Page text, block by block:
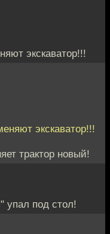
экскаватор!!!
экскаватор!!!
трактор новый!
упал под стол!